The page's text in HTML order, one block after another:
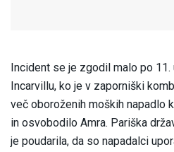
Incident se je zgodil malo po
Incarvillu, ko je v zaporniški
več oboroženih moških napadlo
in osvobodilo Amra. Pariška
je poudarila, da so napadalci